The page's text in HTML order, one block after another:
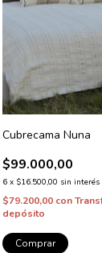
Cubrecama Nuna
$99.000,00
6 x $16.500,00 sin interés
$79.200,00 con
depósito
Comprar